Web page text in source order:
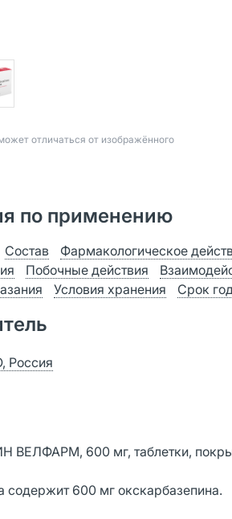
отличаться от изображённого
по применению
Состав Фармакологическое
Побочные действия
Условия хранения Срок
Россия
600 мг, таблетки,
содержит 600 мг окскарбазепина.